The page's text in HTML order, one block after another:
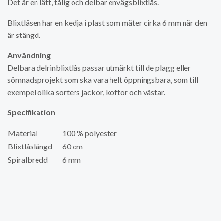
Det är en lätt, tålig och delbar envägsblixtlås.
Blixtlåsen har en kedja i plast som mäter cirka 6 mm när den
är stängd.
Användning
Delbara delrinblixtlås passar utmärkt till de plagg eller
sömnadsprojekt som ska vara helt öppningsbara, som till
exempel olika sorters jackor, koftor och västar.
Specifikation
Material
100 % polyester
Blixtlåslängd
60 cm
Spiralbredd
6 mm